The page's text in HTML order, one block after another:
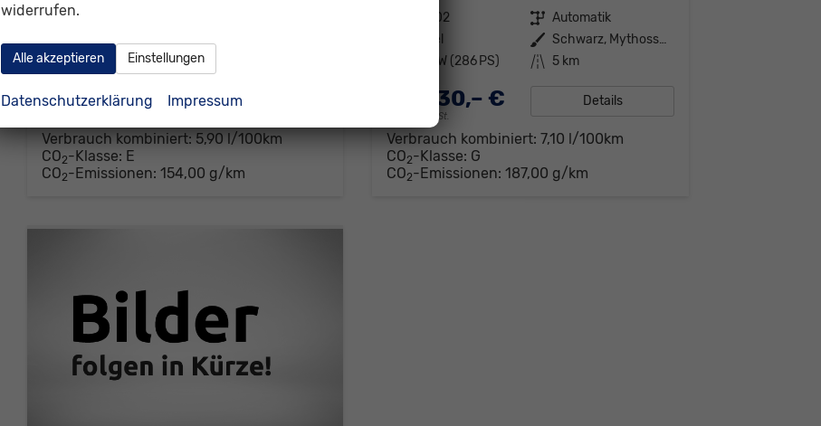
Fahrzeugnr. 313699
Leistung 150 kW (204 PS) Kilometerstand
78.530,– € Details
Verbrauch kombiniert: 5,90 l/100km
CO2-Klasse: E
CO2-Emissionen: 154,00 g/km
313702 Getriebe Automatik
Diesel Außenfarbe
Schwarz, Mythosschwarz Metallic (0E)
210 kW (286 PS) Kilometerstand 5 km
90.630,– €
incl. 19% MwSt.
Details
Verbrauch kombiniert:7,10 l/100km
CO2-Klasse: G
CO2-Emissionen:187,00 g/km
widerrufen.
Alle akzeptieren Einstellungen
Datenschutzerklärung Impressum